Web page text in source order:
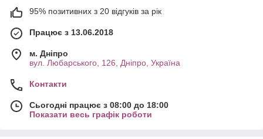
95% позитивних з 20 відгуків за рік
Працює з 13.06.2018
м. Дніпро
вул. Любарського, 126, Дніпро, Україна
Контакти
Сьогодні працює з 08:00 до 18:00
Показати весь графік роботи